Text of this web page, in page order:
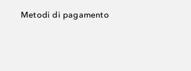
Metodi di pagamento